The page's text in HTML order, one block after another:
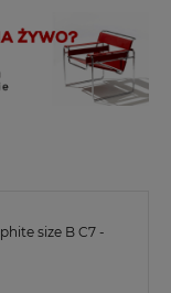
size B C7 -